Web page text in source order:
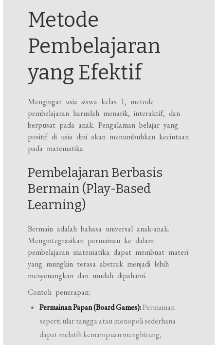
Metode
Pembelajaran
yang Efektif
Mengingat usia siswa kelas 1, metode
pembelajaran haruslah menarik, interaktif, dan
berpusat pada anak. Pengalaman belajar yang
positif di usia dini akan menumbuhkan kecintaan
pada matematika.
Pembelajaran Berbasis
Bermain (Play-Based
Learning)
Bermain adalah bahasa universal anak-anak.
Mengintegrasikan permainan ke dalam
pembelajaran matematika dapat membuat materi
yang mungkin terasa abstrak menjadi lebih
menyenangkan dan mudah dipahami.
Contoh penerapan:
Permainan Papan (Board Games):Permainan
seperti ular tangga atau monopoli sederhana
dapat melatih kemampuan menghitung,